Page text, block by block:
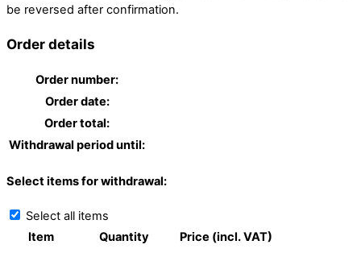
be reversed after confirmation.
Order details
Order number:
Order date:
Order total:
Withdrawal period until:
Select items for withdrawal:
Select all items
Item
Quantity
Price (incl. VAT)